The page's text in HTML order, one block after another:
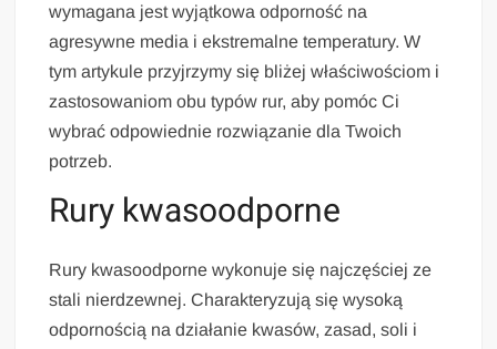
wymagana jest wyjątkowa odporność na
agresywne media i ekstremalne temperatury. W
tym artykule przyjrzymy się bliżej właściwościom i
zastosowaniom obu typów rur, aby pomóc Ci
wybrać odpowiednie rozwiązanie dla Twoich
potrzeb.
Rury kwasoodporne
Rury kwasoodporne wykonuje się najczęściej ze
stali nierdzewnej. Charakteryzują się wysoką
odpornością na działanie kwasów, zasad, soli i